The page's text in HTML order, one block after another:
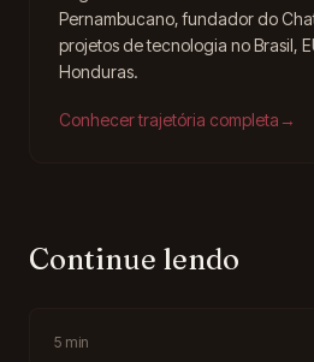
Pernambucano, fundador do
projetos de tecnologia no Brasil,
Honduras.
Conhecer trajetória completa →
Continue lendo
5 min